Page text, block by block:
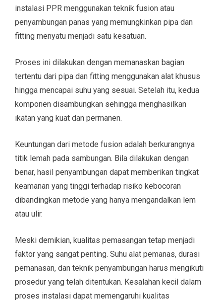
instalasi PPR menggunakan teknik fusion atau
penyambungan panas yang memungkinkan pipa dan
fitting menyatu menjadi satu kesatuan.
Proses ini dilakukan dengan memanaskan bagian
tertentu dari pipa dan fitting menggunakan alat khusus
hingga mencapai suhu yang sesuai. Setelah itu, kedua
komponen disambungkan sehingga menghasilkan
ikatan yang kuat dan permanen.
Keuntungan dari metode fusion adalah berkurangnya
titik lemah pada sambungan. Bila dilakukan dengan
benar, hasil penyambungan dapat memberikan tingkat
keamanan yang tinggi terhadap risiko kebocoran
dibandingkan metode yang hanya mengandalkan lem
atau ulir.
Meski demikian, kualitas pemasangan tetap menjadi
faktor yang sangat penting. Suhu alat pemanas, durasi
pemanasan, dan teknik penyambungan harus mengikuti
prosedur yang telah ditentukan. Kesalahan kecil dalam
proses instalasi dapat memengaruhi kualitas